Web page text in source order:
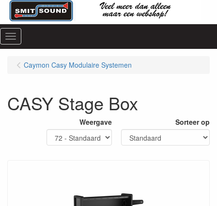
Menu
Caymon Casy Modulaire Systemen
CASY Stage Box
Weergave Sorteer op